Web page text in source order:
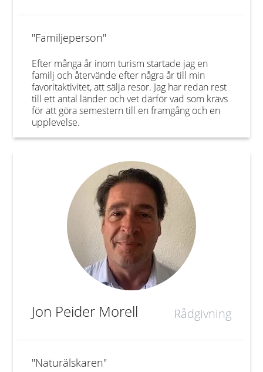
"Familjeperson"
Efter många år inom turism startade jag en
familj och återvände efter några år till min
favoritaktivitet, att sälja resor. Jag har redan rest
till ett antal länder och vet därför vad som krävs
för att göra semestern till en framgång och en
upplevelse.
Jon Peider Morell Rådgivning
"Naturälskaren"